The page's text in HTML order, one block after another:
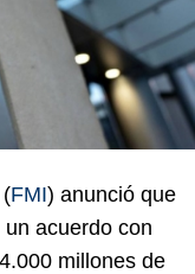
FMI) anunció que
acuerdo con
millones de